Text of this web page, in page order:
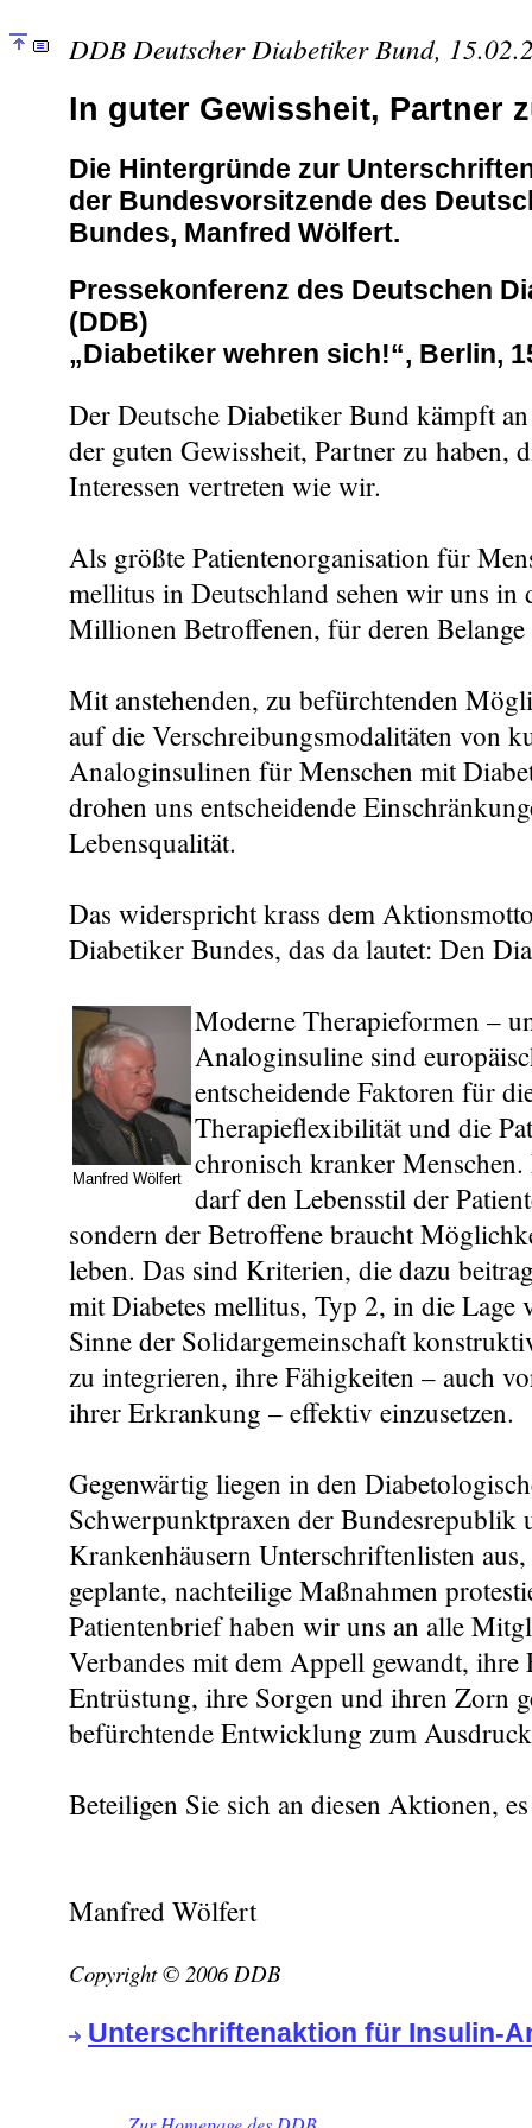
DDB Deutscher Diabetiker Bund,
In guter Gewissheit, Partner
Die Hintergründe zur
der Bundesvorsitzende des
Bundes, Manfred Wölfert.
Pressekonferenz des Deutschen
(DDB)
„Diabetiker wehren sich!“, Berlin,
Der Deutsche Diabetiker Bund kämpft
der guten Gewissheit, Partner zu haben,
Interessen vertreten wie wir.
Als größte Patientenorganisation für
mellitus in Deutschland sehen wir uns in
Millionen Betroffenen, für deren
Mit anstehenden, zu befürchtenden
auf die Verschreibungsmodalitäten von
Analoginsulinen für Menschen mit
drohen uns entscheidende
Lebensqualität.
Das widerspricht krass dem
Diabetiker Bundes, das da lautet: Den
Manfred Wölfert
Moderne Therapieformen –
Analoginsuline sind
entscheidende Faktoren für
Therapieflexibilität und die
chronisch kranker
darf den Lebensstil der
sondern der Betroffene braucht
leben. Das sind Kriterien, die dazu
mit Diabetes mellitus, Typ 2, in die Lage
Sinne der Solidargemeinschaft
zu integrieren, ihre Fähigkeiten – auch
ihrer Erkrankung – effektiv einzusetzen.
Gegenwärtig liegen in den
Schwerpunktpraxen der Bundesrepublik
Krankenhäusern Unterschriftenlisten
geplante, nachteilige Maßnahmen
Patientenbrief haben wir uns an alle
Verbandes mit dem Appell gewandt,
Entrüstung, ihre Sorgen und ihren Zorn
befürchtende Entwicklung zum
Beteiligen Sie sich an diesen Aktionen,
Manfred Wölfert
Copyright © 2006 DDB
Unterschriftenaktion für Insulin-